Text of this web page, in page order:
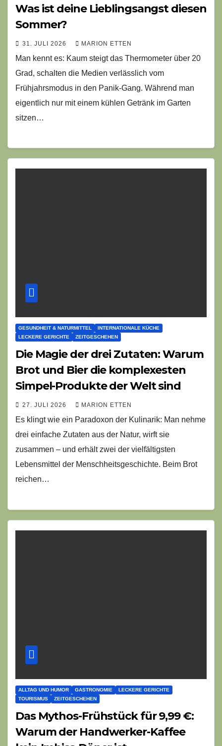
Was ist deine Lieblingsangst diesen
Sommer?
31. JULI 2026 MARION ETTEN
Man kennt es: Kaum steigt das Thermometer über 20
Grad, schalten die Medien verlässlich vom
Frühjahrsmodus in den Panik-Gang. Während man
eigentlich nur mit einem kühlen Getränk im Garten
sitzen…
GESUNDHEIT & NATURMITTEL
INTERNATIONALE KÜCHE
LECKERE GERICHTE
ZEITGESCHEHEN
Die Magie der drei Zutaten: Warum
Brot und Bier die komplexesten
Simpel-Produkte der Welt sind
27. JULI 2026 MARION ETTEN
Es klingt wie ein Paradoxon der Kulinarik: Man nehme
drei einfache Zutaten aus der Natur, wirft sie
zusammen – und erhält zwei der vielfältigsten
Lebensmittel der Menschheitsgeschichte. Beim Brot
reichen…
ALLTAG UND HUMOR GASTRONOMIE
LECKERE GERICHTE
TOURISMUS
ZEITGESCHEHEN
Das Mythos-Frühstück für 9,99 €:
Warum der Handwerker-Kaffee